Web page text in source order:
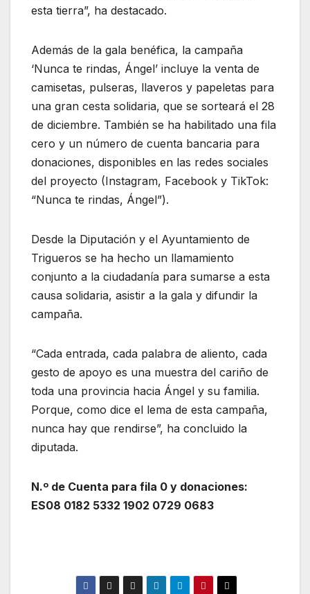
esta tierra”, ha destacado.
Además de la gala benéfica, la campaña
‘Nunca te rindas, Ángel’ incluye la venta de
camisetas, pulseras, llaveros y papeletas para
una gran cesta solidaria, que se sorteará el 28
de diciembre. También se ha habilitado una fila
cero y un número de cuenta bancaria para
donaciones, disponibles en las redes sociales
del proyecto (Instagram, Facebook y TikTok:
“Nunca te rindas, Ángel”).
Desde la Diputación y el Ayuntamiento de
Trigueros se ha hecho un llamamiento
conjunto a la ciudadanía para sumarse a esta
causa solidaria, asistir a la gala y difundir la
campaña.
“Cada entrada, cada palabra de aliento, cada
gesto de apoyo es una muestra del cariño de
toda una provincia hacia Ángel y su familia.
Porque, como dice el lema de esta campaña,
nunca hay que rendirse”, ha concluido la
diputada.
N.º de Cuenta para fila 0 y donaciones:
ES08 0182 5332 1902 0729 0683